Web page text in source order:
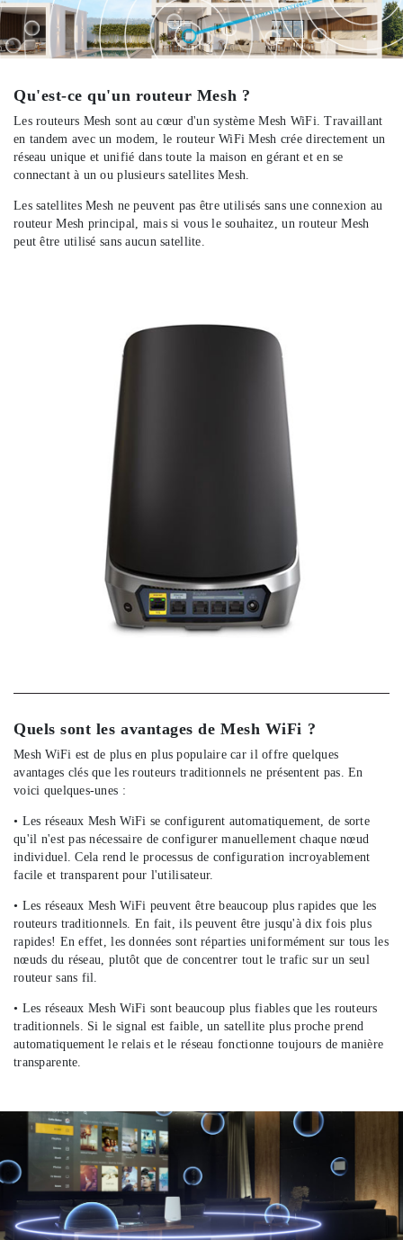
Qu'est-ce qu'un routeur Mesh ?
Les routeurs Mesh sont au cœur d'un système Mesh WiFi. Travaillant
en tandem avec un modem, le routeur WiFi Mesh crée directement un
réseau unique et unifié dans toute la maison en gérant et en se
connectant à un ou plusieurs satellites Mesh.
Les satellites Mesh ne peuvent pas être utilisés sans une connexion au
routeur Mesh principal, mais si vous le souhaitez, un routeur Mesh
peut être utilisé sans aucun satellite.
Quels sont les avantages de Mesh WiFi ?
Mesh WiFi est de plus en plus populaire car il offre quelques
avantages clés que les routeurs traditionnels ne présentent pas. En
voici quelques-unes :
• Les réseaux Mesh WiFi se configurent automatiquement, de sorte
qu'il n'est pas nécessaire de configurer manuellement chaque nœud
individuel. Cela rend le processus de configuration incroyablement
facile et transparent pour l'utilisateur.
• Les réseaux Mesh WiFi peuvent être beaucoup plus rapides que les
routeurs traditionnels. En fait, ils peuvent être jusqu'à dix fois plus
rapides! En effet, les données sont réparties uniformément sur tous les
nœuds du réseau, plutôt que de concentrer tout le trafic sur un seul
routeur sans fil.
• Les réseaux Mesh WiFi sont beaucoup plus fiables que les routeurs
traditionnels. Si le signal est faible, un satellite plus proche prend
automatiquement le relais et le réseau fonctionne toujours de manière
transparente.